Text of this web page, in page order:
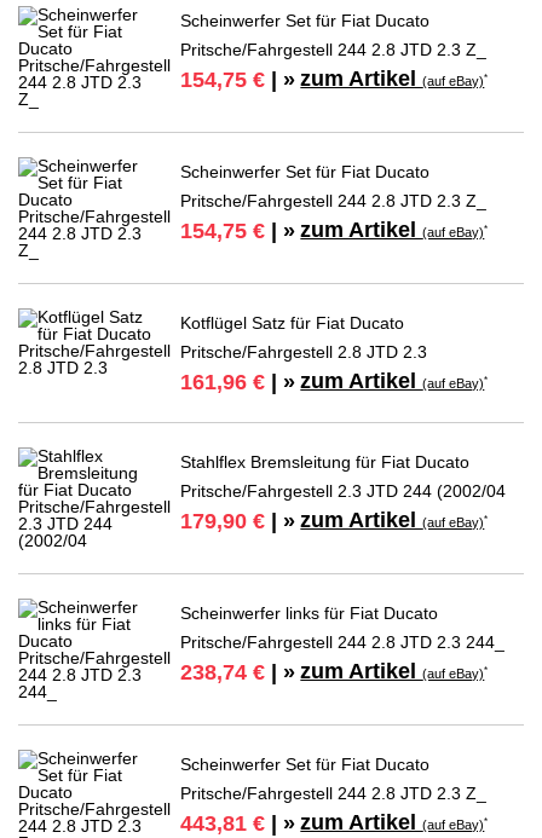
Scheinwerfer Set für Fiat Ducato
Pritsche/Fahrgestell 244 2.8 JTD 2.3 Z_
154,75 € | » zum Artikel(auf eBay)*
Scheinwerfer Set für Fiat Ducato
Pritsche/Fahrgestell 244 2.8 JTD 2.3 Z_
154,75 € | » zum Artikel(auf eBay)*
Kotflügel Satz für Fiat Ducato
Pritsche/Fahrgestell 2.8 JTD 2.3
161,96 € | » zum Artikel(auf eBay)*
Stahlflex Bremsleitung für Fiat Ducato
Pritsche/Fahrgestell 2.3 JTD 244 (2002/04
179,90 € | » zum Artikel(auf eBay)*
Scheinwerfer links für Fiat Ducato
Pritsche/Fahrgestell 244 2.8 JTD 2.3 244_
238,74 € | » zum Artikel(auf eBay)*
Scheinwerfer Set für Fiat Ducato
Pritsche/Fahrgestell 244 2.8 JTD 2.3 Z_
443,81 € | » zum Artikel(auf eBay)*